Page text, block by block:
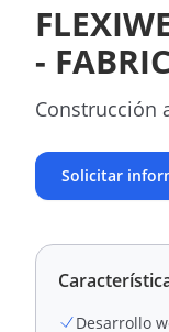
-
Construcción
Solicitar
Desarrollo